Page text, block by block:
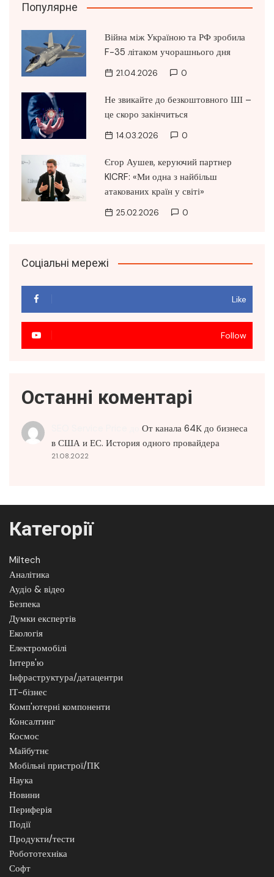
Популярне
Війна між Україною та РФ зробила
F-35 літаком учорашнього дня
21.04.2026 0
Не звикайте до безкоштовного ШІ –
це скоро закінчиться
14.03.2026 0
Єгор Аушев, керуючий партнер
KICRF: «Ми одна з найбільш
атакованих країн у світі»
25.02.2026 0
Соціальні мережі
Like
Follow
Останні коментарі
От канала 64К до бизнеса
в США и ЕС. История одного провайдера
21.08.2022
Категорії
Miltech
Аналітика
Аудіо & відео
Безпека
Думки експертів
Екологія
Електромобілі
Інтерв'ю
Інфраструктура/датацентри
ІТ-бізнес
Комп'ютерні компоненти
Консалтинг
Космос
Майбутнє
Мобільні пристрої/ПК
Наука
Новини
Периферія
Події
Продукти/тести
Робототехніка
Софт